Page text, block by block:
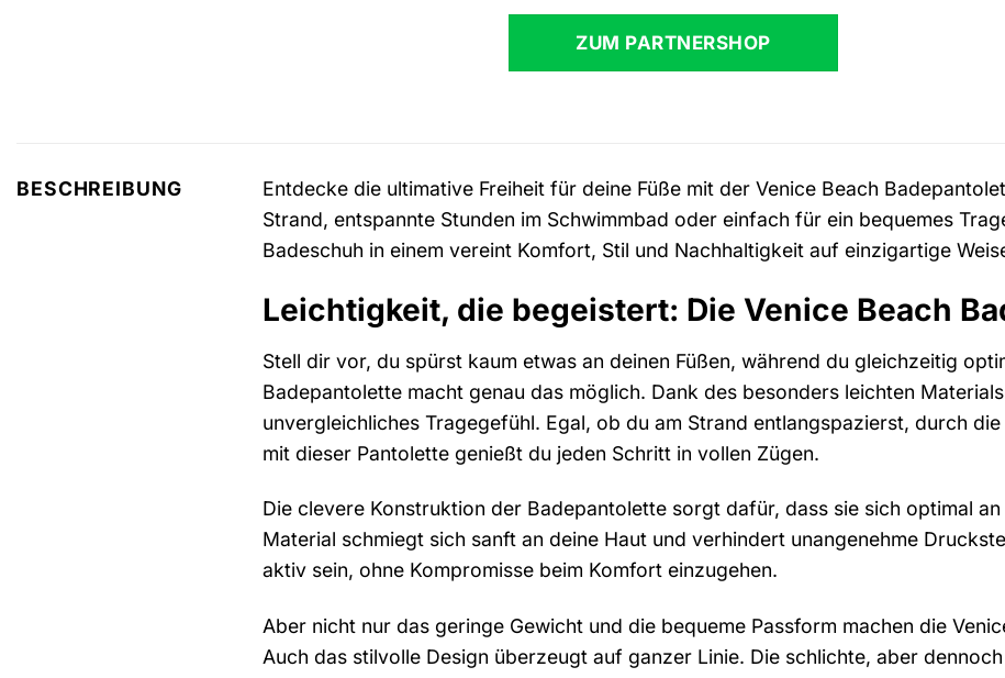
ZUM PARTNERSHOP
BESCHREIBUNG
Entdecke die ultimative Freiheit für deine Füße mit der Venice Beach
Strand, entspannte Stunden im Schwimmbad oder einfach für ein bequemes
Badeschuh in einem vereint Komfort, Stil und Nachhaltigkeit auf einzigartige
Leichtigkeit, die begeistert: Die Venice Beach
Stell dir vor, du spürst kaum etwas an deinen Füßen, während du gleichzeitig
Badepantolette macht genau das möglich. Dank des besonders leichten
unvergleichliches Tragegefühl. Egal, ob du am Strand entlangspazierst, durch
mit dieser Pantolette genießt du jeden Schritt in vollen Zügen.
Die clevere Konstruktion der Badepantolette sorgt dafür, dass sie sich optimal
Material schmiegt sich sanft an deine Haut und verhindert unangenehme
aktiv sein, ohne Kompromisse beim Komfort einzugehen.
Aber nicht nur das geringe Gewicht und die bequeme Passform machen die
Auch das stilvolle Design überzeugt auf ganzer Linie. Die schlichte, aber